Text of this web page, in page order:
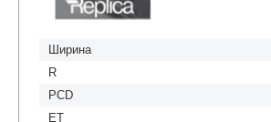
Ширина
R
PCD
ET